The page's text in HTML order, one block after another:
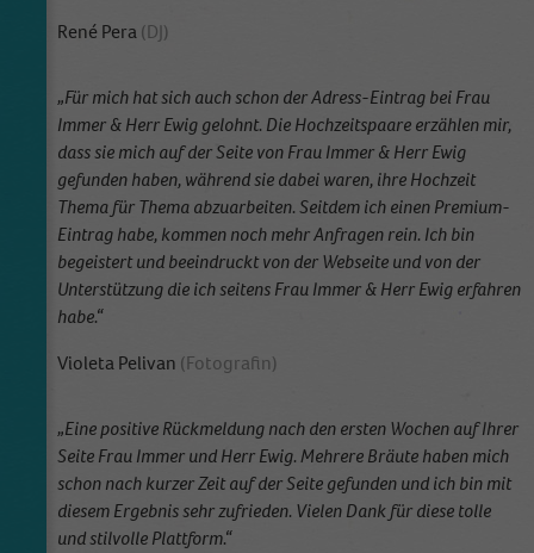
René Pera(DJ)
„Für mich hat sich auch schon der Adress-Eintrag bei Frau
Immer & Herr Ewig gelohnt. Die Hochzeitspaare erzählen mir,
dass sie mich auf der Seite von Frau Immer & Herr Ewig
gefunden haben, während sie dabei waren, ihre Hochzeit
Thema für Thema abzuarbeiten. Seitdem ich einen Premium-
Eintrag habe, kommen noch mehr Anfragen rein. Ich bin
begeistert und beeindruckt von der Webseite und von der
Unterstützung die ich seitens Frau Immer & Herr Ewig erfahren
habe.“
Violeta Pelivan (Fotografin)
„Eine positive Rückmeldung nach den ersten Wochen auf Ihrer
Seite Frau Immer und Herr Ewig. Mehrere Bräute haben mich
schon nach kurzer Zeit auf der Seite gefunden und ich bin mit
diesem Ergebnis sehr zufrieden. Vielen Dank für diese tolle
und stilvolle Plattform.“